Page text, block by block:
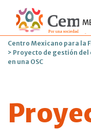
Centro Mexicano para la
> Proyecto de gestión
en una OSC